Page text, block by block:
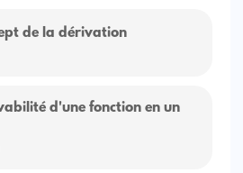
de la dérivation
d'une fonction en un